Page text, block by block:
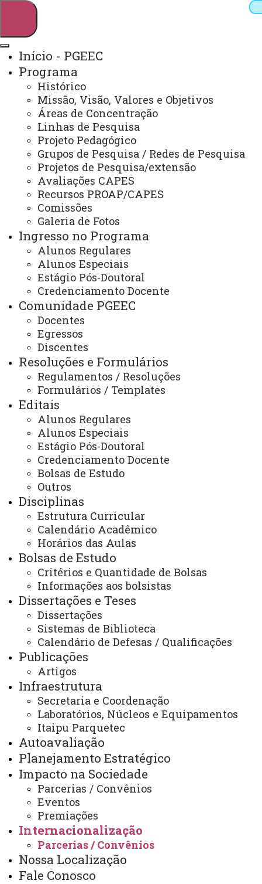
Webmail Sistemas
Arquivo Virtual
Campus
Início - PGEEC
Programa
Histórico
Missão, Visão, Valores e Objetivos
Áreas de Concentração
Linhas de Pesquisa
Projeto Pedagógico
Grupos de Pesquisa / Redes de Pesquisa
Projetos de Pesquisa/extensão
Avaliações CAPES
Recursos PROAP/CAPES
Comissões
Galeria de Fotos
Ingresso no Programa
Alunos Regulares
Alunos Especiais
Estágio Pós-Doutoral
Credenciamento Docente
Comunidade PGEEC
Docentes
Egressos
Discentes
Resoluções e Formulários
Regulamentos / Resoluções
Formulários / Templates
Editais
Alunos Regulares
Alunos Especiais
Estágio Pós-Doutoral
Credenciamento Docente
Bolsas de Estudo
Outros
Disciplinas
Estrutura Curricular
Calendário Acadêmico
Horários das Aulas
Bolsas de Estudo
Critérios e Quantidade de Bolsas
Informações aos bolsistas
Dissertações e Teses
Dissertações
Sistemas de Biblioteca
Calendário de Defesas / Qualificações
Publicações
Artigos
Infraestrutura
Secretaria e Coordenação
Laboratórios, Núcleos e Equipamentos
Itaipu Parquetec
Autoavaliação
Planejamento Estratégico
Impacto na Sociedade
Parcerias / Convênios
Eventos
Premiações
Internacionalização
Parcerias / Convênios
Nossa Localização
Fale Conosco
Mestrado em Engenharia Elétrica e
Atenção! A página do PGEEC
encontra-se de cara nova! A partir de
27/03/2025 a página antiga
https://www5.unioeste.br/
deixou de ser atualizada! Salve o atual
endereço no seu histórico e continue
atualizado!
Parcerias / Convênios
A internacionalização tem sido um dos
objetivos do Programa de Pós-Graduação em
Engenharia Elétrica e de Computação
(PGEEC) da UNIOESTE, impulsionando a troca
de conhecimento e a cooperação com
instituições de referência ao redor do mundo.
Essas parcerias estratégicas fortalecem a
qualidade das pesquisas, incentivam a
mobilidade acadêmica e ampliam as
oportunidades para docentes e discentes.
Atualmente, o PGEEC mantém um
convênio com a Universidade de Antioquia
(UdeA), na Colômbia, formalizado pelo Termo
de Cooperação n° 21.893.839-6/2024. Esse
acordo fomenta o desenvolvimento científico
e tecnológico por meio da colaboração entre
as instituições, promovendo intercâmbio de
pesquisadores e estudantes,
compartilhamento de informações e
experiências entre os laboratórios de
microrredes, além da realização de projetos e
publicações conjuntas.
Principais Objetivos da Parceria